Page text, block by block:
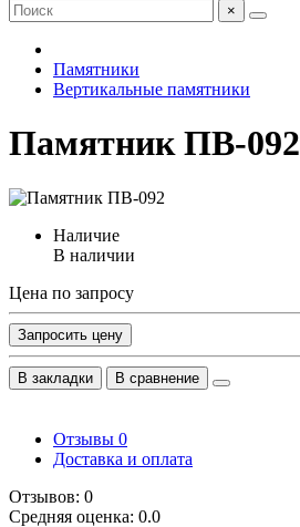
×
Памятники
Вертикальные памятники
Памятник ПВ-092
Наличие
В наличии
Цена по запросу
Запросить цену
В закладки В сравнение
Отзывы 0
Доставка и оплата
Отзывов: 0
Средняя оценка: 0.0